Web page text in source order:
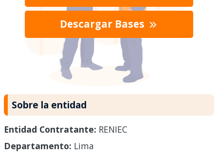
Descargar Bases
Sobre la entidad
Entidad Contratante: RENIEC
Departamento: Lima